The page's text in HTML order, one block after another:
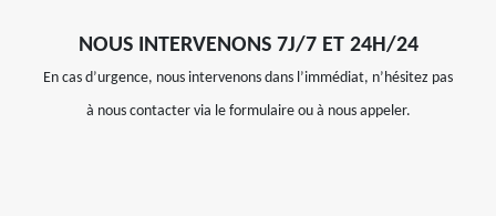
NOUS INTERVENONS 7J/7 ET 24H/24
En cas d’urgence, nous intervenons dans l’immédiat, n’hésitez pas
à nous contacter via le formulaire ou à nous appeler.